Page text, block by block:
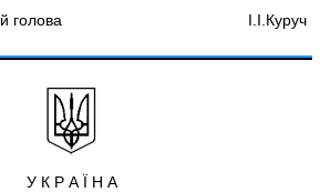
голова І.І.Куруч
У К Р А Ї Н А